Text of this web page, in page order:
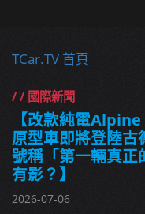
TCar.TV 首頁
/ / 國際新聞
【改款純電
原型車即將登陸古
號稱「第一輛真正
有影？】
2026-07-06